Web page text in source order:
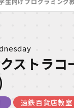
ストラコ
遠鉄百貨店教室